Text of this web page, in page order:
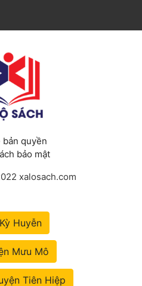
bản quyền
bảo mật
xalosach.com
Huyễn
Mưu Mô
Tiên Hiệp